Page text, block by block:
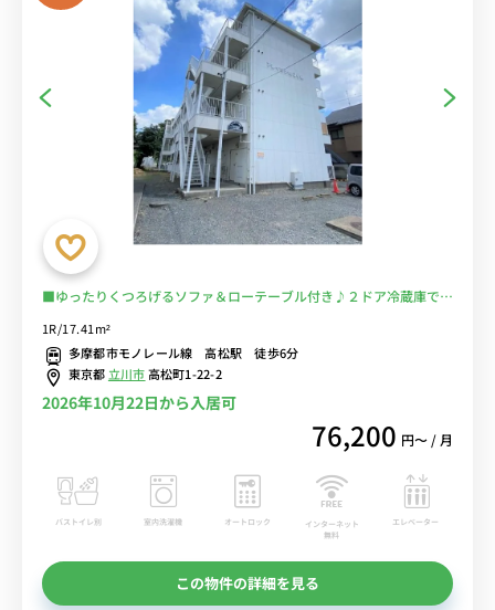
■ゆったりくつろげるソファ＆ローテーブル付き♪２ドア冷蔵庫でた
と立川立飛店やIKEA立川店も徒歩圏内/昭和記念公園で自然に囲まれ
て過ごすのも魅力的■選べるWi-Fi格安レンタル中！
1R/17.41m²
多摩都市モノレール線 高松駅 徒歩6分
東京都 立川市高松町1-22-2
2026年10月22日から入居可
76,200 円〜 / 月
バストイレ別 室内洗濯機 オートロック
インターネット
無料
エレベーター
この物件の詳細を見る